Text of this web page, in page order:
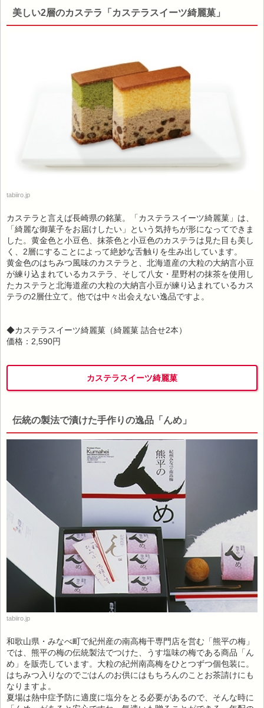
美しい2層のカステラ「カステラスイーツ綺麗菓」
tabiiro.jp
カステラと言えば長崎県の銘菓。「カステラスイーツ綺麗菓」は、
「綺麗な御菓子をお届けしたい」という気持ちが形になってできま
した。黄金色と小豆色、抹茶色と小豆色のカステラは見た目も美し
く、2層にすることによって絶妙な舌触りを生み出しています。
黄金色のはちみつ風味のカステラと、北海道産の大粒の大納言小豆
が練り込まれているカステラ、そして八女・星野村の抹茶を使用し
たカステラと北海道産の大粒の大納言小豆が練り込まれているカス
テラの2層仕立て。他では中々出会えない逸品ですよ。
◆カステラスイーツ綺麗菓（綺麗菓 詰合せ2本）
価格：2,590円
カステラスイーツ綺麗菓
伝統の製法で漬けた手作りの逸品「んめ」
tabiiro.jp
和歌山県・みなべ町で紀州産の南高梅干専門店を営む「熊平の梅」
では、熊平の梅の伝統製法でつけた、うす塩味の梅である商品「ん
め」を販売しています。大粒の紀州南高梅をひとつずつ個包装に。
はちみつ入りなのでごはんのお供にはもちろんのことお茶請けにも
なりますよ。
夏場は熱中症予防に適度に塩分をとる必要があるので、そんな時に